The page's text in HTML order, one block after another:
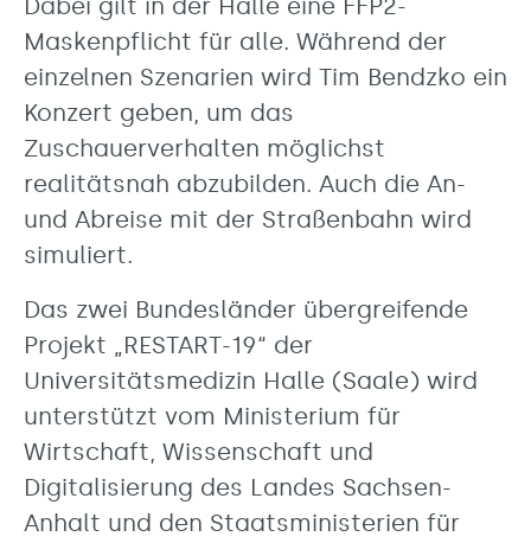
Dabei gilt in der Halle eine FFP2-
Maskenpflicht für alle. Während der
einzelnen Szenarien wird Tim Bendzko ein
Konzert geben, um das
Zuschauerverhalten möglichst
realitätsnah abzubilden. Auch die An-
und Abreise mit der Straßenbahn wird
simuliert.
Das zwei Bundesländer übergreifende
Projekt „RESTART-19“ der
Universitätsmedizin Halle (Saale) wird
unterstützt vom Ministerium für
Wirtschaft, Wissenschaft und
Digitalisierung des Landes Sachsen-​
Anhalt und den Staatsministerien für